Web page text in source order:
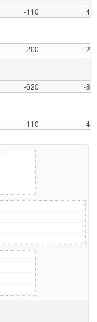
-110
4
-200
2
-620
-8
-110 4